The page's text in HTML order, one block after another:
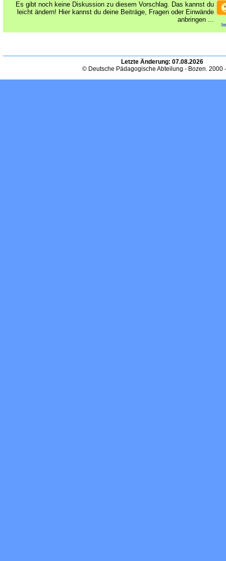
Es gibt noch keine Diskussion zu diesem Vorschlag. Das kannst du
leicht ändern! Hier kannst du deine Beiträge, Fragen oder Einwände
anbringen ...
Letzte Änderung: 07.08.2026
© Deutsche Pädagogische Abteilung - Bozen. 2000